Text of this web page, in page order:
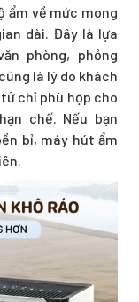
ẩm về mức mong
dài. Đây là lựa
phòng, phỏng
là lý do khách
chỉ phù hợp cho
chế. Nếu bạn
bỉ, máy hút ẩm